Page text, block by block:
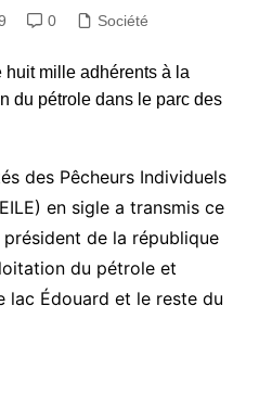
0 Société
des Pêcheurs Individuels
en sigle a transmis ce
de la république
du pétrole et
lac Édouard et le reste du